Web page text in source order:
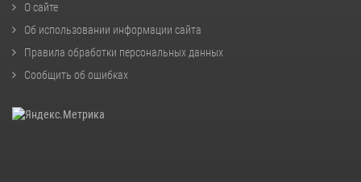
О сайте
Об использовании информации сайта
Правила обработки персональных данных
Сообщить об ошибках